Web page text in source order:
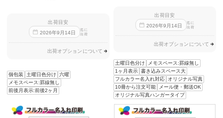
出荷目安
2026年9 月 14日
迄に
出荷
出荷オプションについて
個包装 土曜日色分け
六曜
メモスペース:罫線無し
前後月表示:前後2ヶ月
出荷目安
2026年9 月14日
迄に
出荷
出荷オプションについて
土曜日色分け
メモスペース:罫線無し
1ヶ月表示 書き込みスペース大
フルカラー名入れ対応
オリジナル写真
10冊から注文可能
メール便・郵送OK
オリジナル写真ハンガータイプ